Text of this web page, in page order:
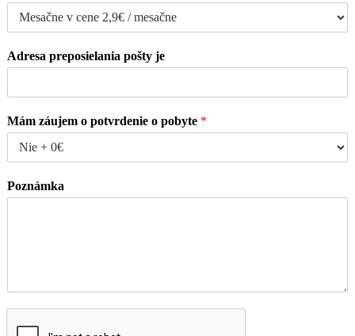
Adresa preposielania pošty je
Mám záujem o potvrdenie o pobyte *
Poznámka